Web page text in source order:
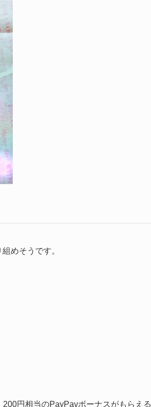
めそうです。
円相当のPayPayボーナスがもらえる